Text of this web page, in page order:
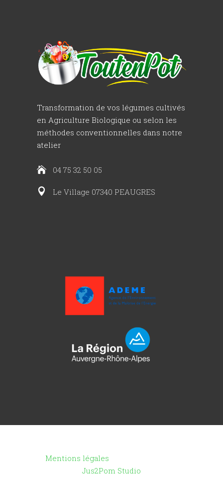
Transformation de vos légumes cultivés
en Agriculture Biologique ou selon les
méthodes conventionnelles dans notre
atelier
04 75 32 50 05
Le Village 07340 PEAUGRES
Mentions légales
Jus2Pom Studio